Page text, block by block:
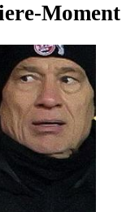
Moment